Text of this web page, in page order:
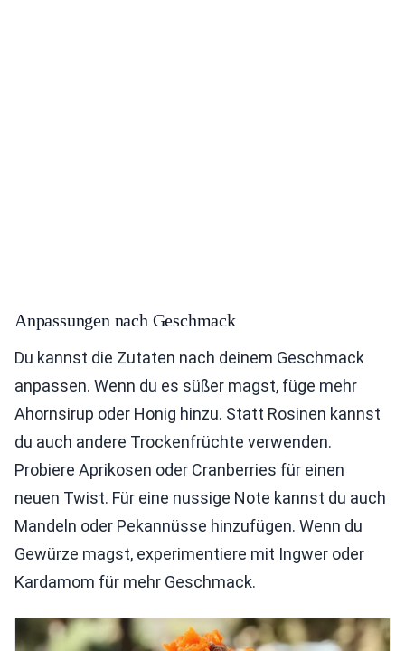
Anpassungen nach Geschmack
Du kannst die Zutaten nach deinem Geschmack
anpassen. Wenn du es süßer magst, füge mehr
Ahornsirup oder Honig hinzu. Statt Rosinen kannst
du auch andere Trockenfrüchte verwenden.
Probiere Aprikosen oder Cranberries für einen
neuen Twist. Für eine nussige Note kannst du auch
Mandeln oder Pekannüsse hinzufügen. Wenn du
Gewürze magst, experimentiere mit Ingwer oder
Kardamom für mehr Geschmack.